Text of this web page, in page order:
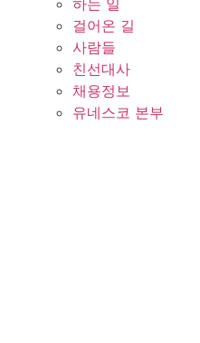
하는 일
걸어온 길
사람들
친선대사
채용정보
유네스코 본부